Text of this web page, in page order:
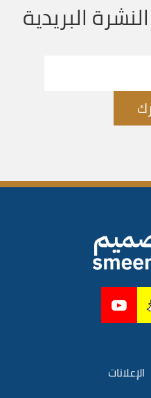
البريدية
الإعلانات